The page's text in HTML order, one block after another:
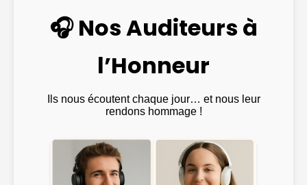
🎧 Nos Auditeurs à
l’Honneur
Ils nous écoutent chaque jour… et nous leur
rendons hommage !